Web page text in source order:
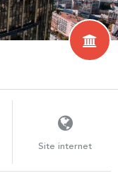
Site internet